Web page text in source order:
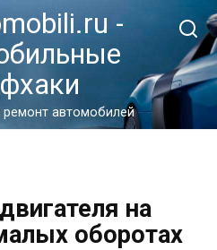
-
автомобилей
на
оборотах